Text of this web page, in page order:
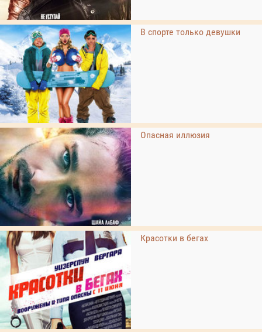
В спорте только девушки
Опасная иллюзия
Красотки в бегах